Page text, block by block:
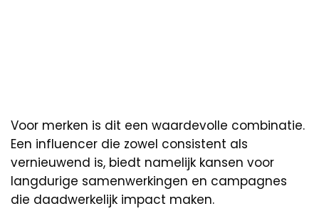
Voor merken is dit een waardevolle combinatie.
Een influencer die zowel consistent als
vernieuwend is, biedt namelijk kansen voor
langdurige samenwerkingen en campagnes
die daadwerkelijk impact maken.